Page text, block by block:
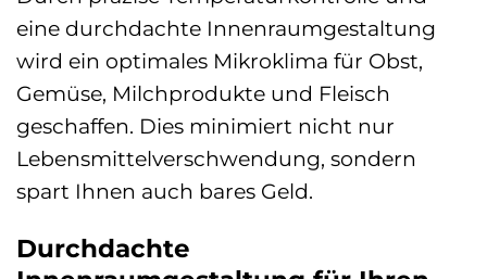
eine durchdachte Innenraumgestaltung
wird ein optimales Mikroklima für Obst,
Gemüse, Milchprodukte und Fleisch
geschaffen. Dies minimiert nicht nur
Lebensmittelverschwendung, sondern
spart Ihnen auch bares Geld.
Durchdachte